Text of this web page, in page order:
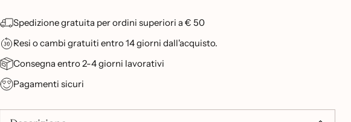
Spedizione gratuita per ordini superiori a € 50
Resi o cambi gratuiti entro 14 giorni dall'acquisto.
Consegna entro 2-4 giorni lavorativi
Pagamenti sicuri